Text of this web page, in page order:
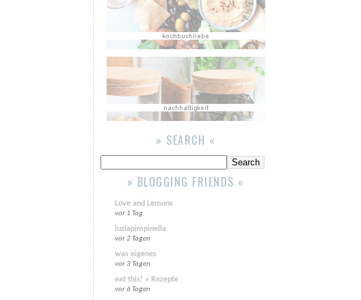
» SEARCH «
» BLOGGING FRIENDS «
Love and Lemons
vor 1 Tag
luziapimpinella
vor 2 Tagen
was eigenes
vor 3 Tagen
eat this! » Rezepte
vor 6 Tagen